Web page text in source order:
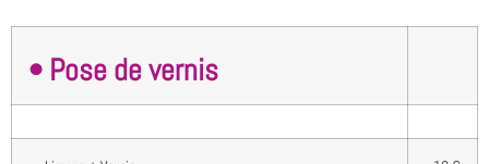
• Pose de vernis